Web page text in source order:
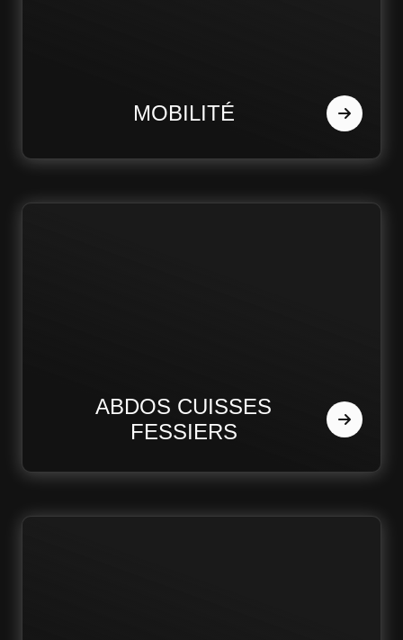
MOBILITÉ
ABDOS CUISSES
FESSIERS